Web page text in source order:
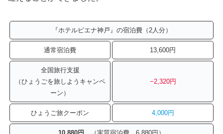
『ホテルピエナ神戸』の宿泊費（2人分）
通常宿泊費 13,600円
全国旅行支援
（ひょうごを旅しようキャンペ
ーン）
−2,320円
ひょうご旅クーポン 4,000円